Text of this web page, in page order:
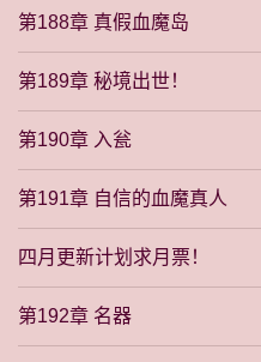
第188章 真假血魔岛
第189章 秘境出世！
第190章 入瓮
第191章 自信的血魔真人
四月更新计划求月票！
第192章 名器